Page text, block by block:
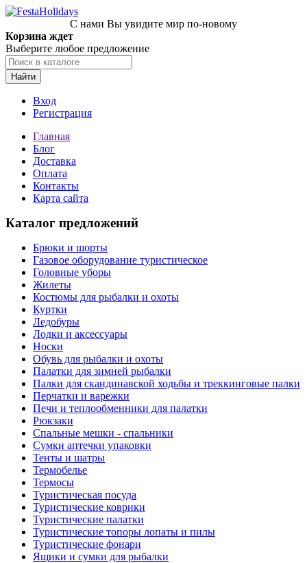
С нами Вы увидите мир по-новому
Корзина ждет
Выберите любое предложение
Найти
Вход
Регистрация
Главная
Блог
Доставка
Оплата
Контакты
Карта сайта
Каталог предложений
Брюки и шорты
Газовое оборудование туристическое
Головные уборы
Жилеты
Костюмы для рыбалки и охоты
Куртки
Ледобуры
Лодки и аксессуары
Носки
Обувь для рыбалки и охоты
Палатки для зимней рыбалки
Палки для скандинавской ходьбы и треккинговые палки
Перчатки и варежки
Печи и теплообменники для палатки
Рюкзаки
Спальные мешки - спальники
Сумки аптечки упаковки
Тенты и шатры
Термобелье
Термосы
Туристическая посуда
Туристические коврики
Туристические палатки
Туристические топоры лопаты и пилы
Туристические фонари
Ящики и сумки для рыбалки